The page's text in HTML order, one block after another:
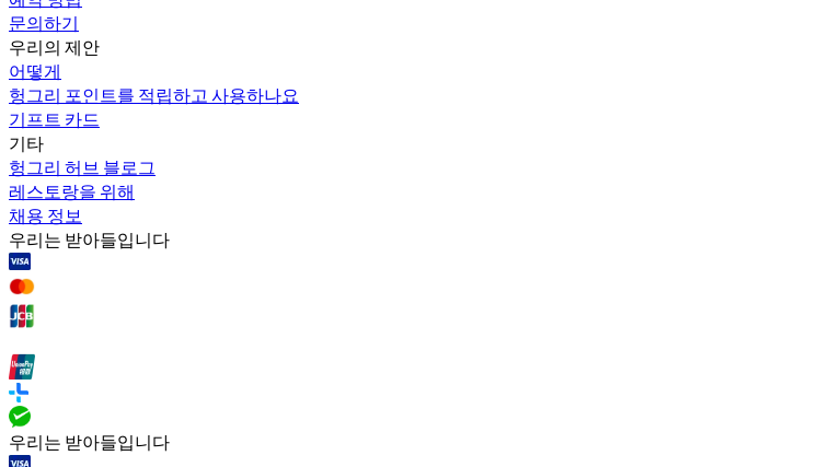
문의하기
우리의 제안
어떻게
헝그리 포인트를 적립하고 사용하나요
기프트 카드
기타
헝그리 허브 블로그
레스토랑을 위해
채용 정보
우리는 받아들입니다
우리는 받아들입니다